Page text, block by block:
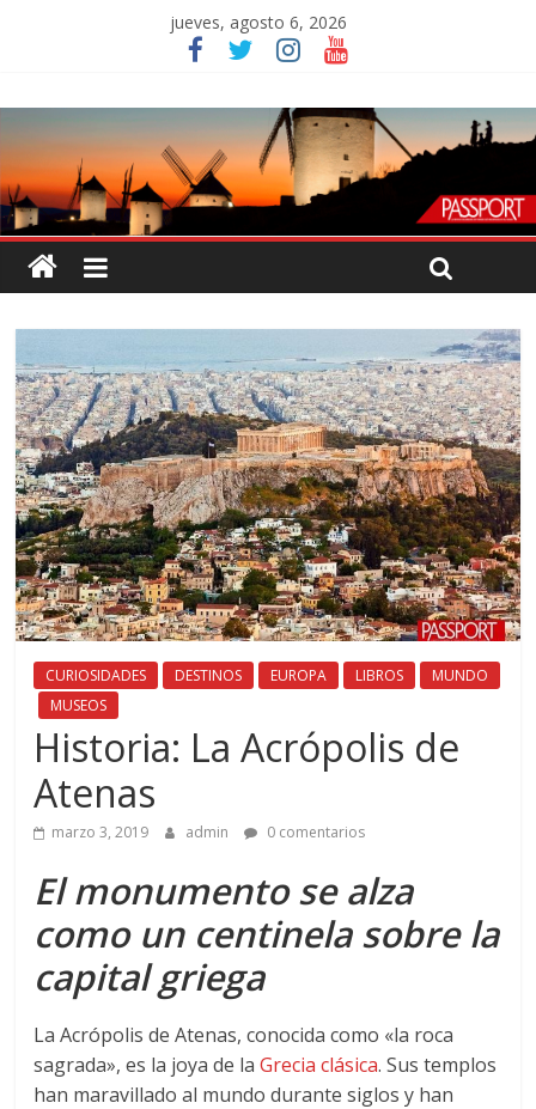
jueves, agosto 6, 2026
CURIOSIDADES DESTINOS EUROPA LIBROS
MUNDO
MUSEOS
Historia: La Acrópolis de
Atenas
marzo 3, 2019 admin 0 comentarios
El monumento se alza
como un centinela sobre la
capital griega
La Acrópolis de Atenas, conocida como «la roca
sagrada», es la joya de laGrecia clásica. Sus templos
han maravillado al mundo durante siglos y han